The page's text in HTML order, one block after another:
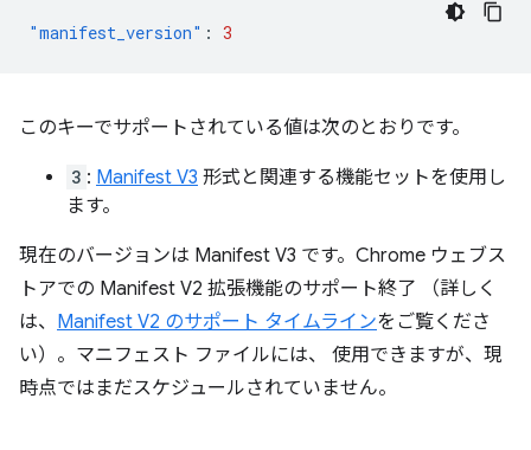
"manifest_version" : 3
このキーでサポートされている値は次のとおりです。
3 : Manifest V3 形式と関連する機能セットを使用し
ます。
現在のバージョンは Manifest V3 です。Chrome ウェブス
トアでの Manifest V2 拡張機能のサポート終了 （詳しく
は、 Manifest V2 のサポート タイムラインをご覧くださ
い）。マニフェスト ファイルには、 使用できますが、現
時点ではまだスケジュールされていません。